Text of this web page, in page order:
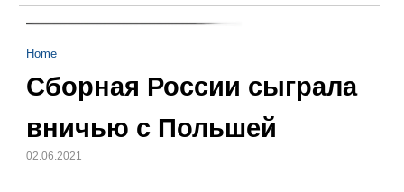
Home
Сборная России сыграла
вничью с Польшей
02.06.2021